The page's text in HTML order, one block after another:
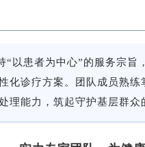
“以患者为中心”的服务宗旨
化诊疗方案。团队成员熟练
理能力，筑起守护基层群众